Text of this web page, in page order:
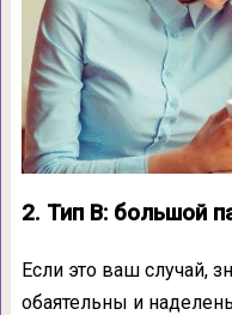
2. Тип B: большой
Если это ваш случай,
обаятельны и